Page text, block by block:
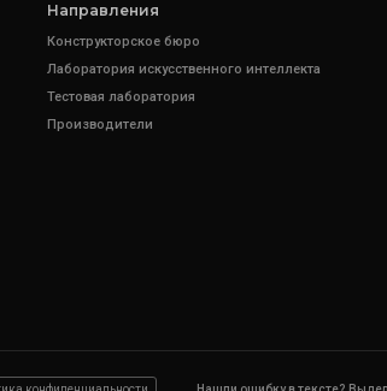
Направления
Конструкторское бюро
Лаборатория искусственного интеллекта
Тестовая лаборатория
Производители